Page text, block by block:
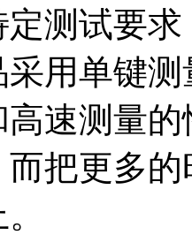
测试要
用单键
速测量
把更多